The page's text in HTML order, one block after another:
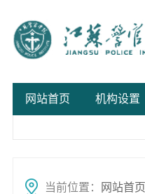
网站首页 机构设置
当前位置： 网站首页